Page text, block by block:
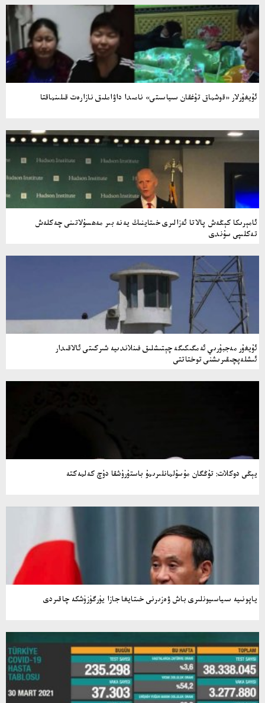
ئۇيغۇرلار «قوشماق تۇغقان سىياسىتى» نامىدا داۋاملىق نازارەت قىلىنماقتا
ئامېرىكا كېڭەش پالاتا ئەزالىرى خىتاينىڭ يەنە بىر مەھسۇلاتىنى چەكلەش
تەكلىپى سۇندى
ئۇيغۇر مەجبۇرىي ئەمگىكىگە چېتىشلىق فىنلاندىيە شىركىتى ئالاقىدار
ئىشلەپچىقىرىشنى توختاتتى
يېڭى دوكلات: تۇڭگان مۇسۇلمانلىرىمۇ باستۇرۇشقا دۇچ كەلمەكتە
ياپونىيە سىياسىيونلىرى باش ۋەزىرنى خىتايغا جازا يۈرگۈزۈشكە چاقىردى